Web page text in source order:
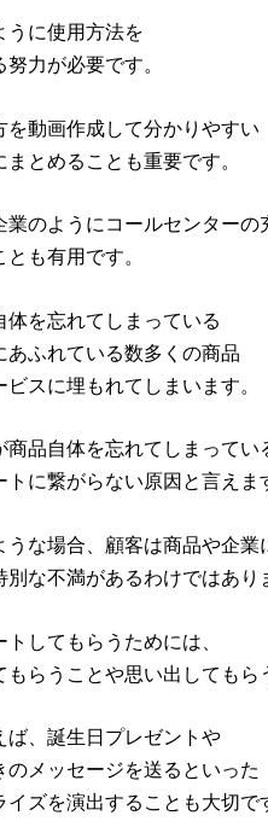
うに使用方法を
努力が必要です。
を動画作成して分かりやすい
まとめることも重要です。
業のようにコールセンターの
とも有用です。
体を忘れてしまっている
あふれている数多くの商品
ビスに埋もれてしまいます。
商品自体を忘れてしまってい
トに繋がらない原因と言えま
うな場合、顧客は商品や企業
別な不満があるわけではあり
トしてもらうためには、
もらうことや思い出してもら
ば、誕生日プレゼントや
のメッセージを送るといった
イズを演出することも大切で